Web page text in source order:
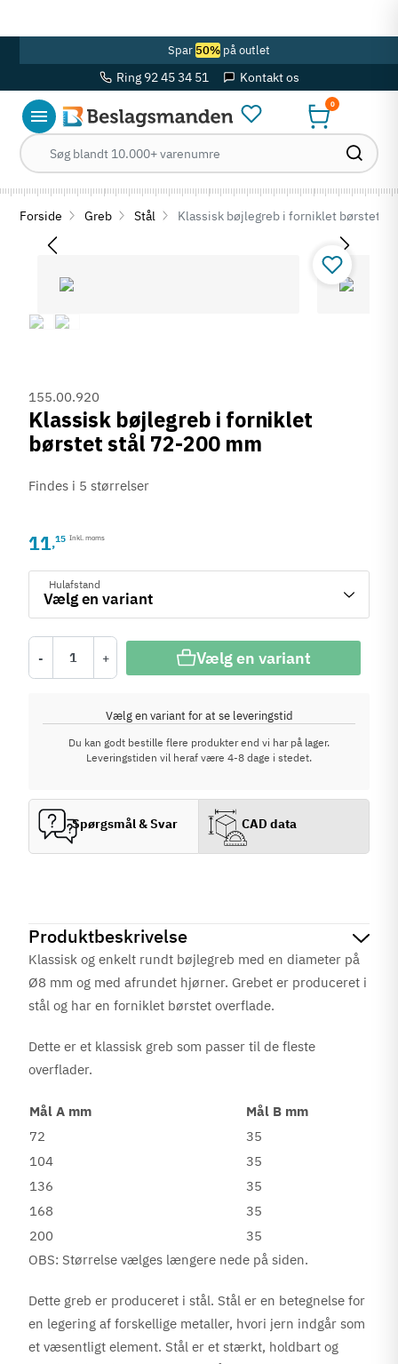
Spar 50%på outlet
Ring 92 45 34 51 Kontakt os
0
Forside Greb Stål Klassisk bøjlegreb i forniklet børstet
Produktbeskrivelse
Klassisk og enkelt rundt bøjlegreb med en diameter på
Ø8 mm og med afrundet hjørner. Grebet er produceret i
stål og har en forniklet børstet overflade.
Dette er et klassisk greb som passer til de fleste
overflader.
Mål A mm
Mål B mm
72
35
104
35
136
35
168
35
200
35
OBS: Størrelse vælges længere nede på siden.
Dette greb er produceret i stål. Stål er en betegnelse for
en legering af forskellige metaller, hvori jern indgår som
et væsentligt element. Stål er et stærkt, holdbart og
155.00.920
Klassisk bøjlegreb i forniklet
børstet stål 72-200 mm
Findes i 5 størrelser
11,15 Inkl. moms
Hulafstand
- + Vælg en variant
Vælg en variant for at se leveringstid
Du kan godt bestille flere produkter end vi har på lager.
Leveringstiden vil heraf være 4-8 dage i stedet.
Spørgsmål & Svar CAD data